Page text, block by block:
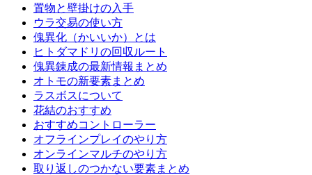
置物と壁掛けの入手
ウラ交易の使い方
傀異化（かいいか）とは
ヒトダマドリの回収ルート
傀異錬成の最新情報まとめ
オトモの新要素まとめ
ラスボスについて
花結のおすすめ
おすすめコントローラー
オフラインプレイのやり方
オンラインマルチのやり方
取り返しのつかない要素まとめ